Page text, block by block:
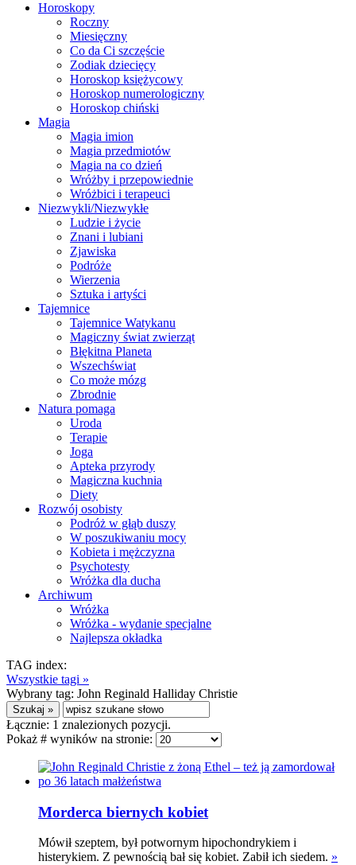
Horoskopy
Roczny
Miesięczny
Co da Ci szczęście
Zodiak dziecięcy
Horoskop księżycowy
Horoskop numerologiczny
Horoskop chiński
Magia
Magia imion
Magia przedmiotów
Magia na co dzień
Wróżby i przepowiednie
Wróżbici i terapeuci
Niezwykli/Niezwykłe
Ludzie i życie
Znani i lubiani
Zjawiska
Podróże
Wierzenia
Sztuka i artyści
Tajemnice
Tajemnice Watykanu
Magiczny świat zwierząt
Błękitna Planeta
Wszechświat
Co może mózg
Zbrodnie
Natura pomaga
Uroda
Terapie
Joga
Apteka przyrody
Magiczna kuchnia
Diety
Rozwój osobisty
Podróż w głąb duszy
W poszukiwaniu mocy
Kobieta i mężczyzna
Psychotesty
Wróżka dla ducha
Archiwum
Wróżka
Wróżka - wydanie specjalne
Najlepsza okładka
TAG index:
Wszystkie tagi »
Wybrany tag: John Reginald Halliday Christie
Łącznie: 1 znalezionych pozycji.
Pokaż # wyników na stronie:
Morderca biernych kobiet
Mówił szeptem, był potwornym hipochondrykiem i
histerykiem. Z pewnością bał się kobiet. Zabił ich siedem. »